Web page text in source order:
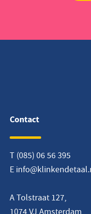
Contact
T (085) 06 56 395
E
A Tolstraat 127,
1074 VJ Amsterdam